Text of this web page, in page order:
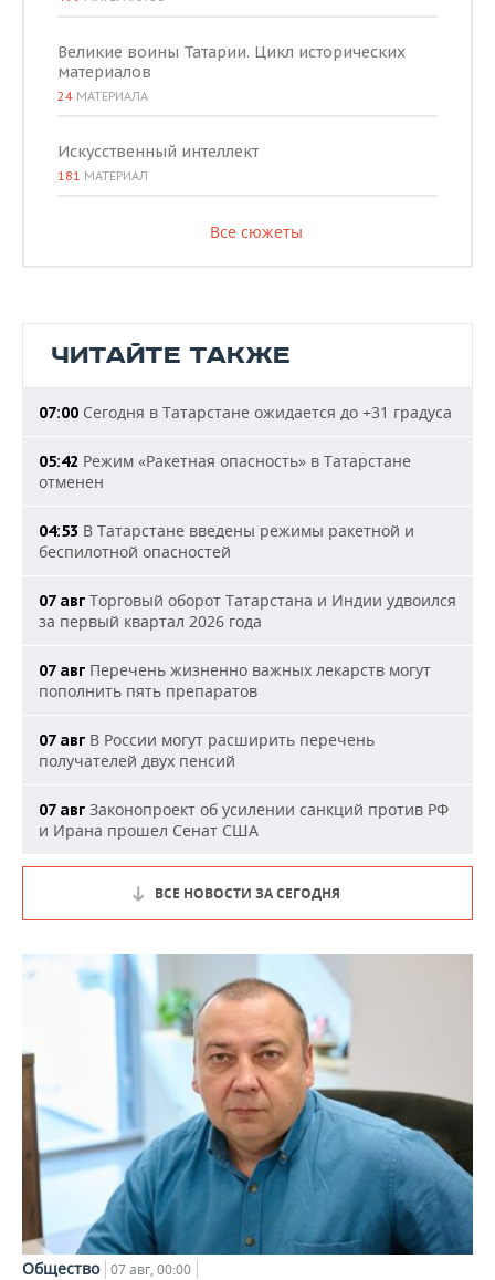
Великие воины Татарии. Цикл исторических
материалов
24 МАТЕРИАЛА
Искусственный интеллект
181 МАТЕРИАЛ
Все сюжеты
ЧИТАЙТЕ ТАКЖЕ
07:00 Сегодня в Татарстане ожидается до +31 градуса
05:42 Режим «Ракетная опасность» в Татарстане
отменен
04:53 В Татарстане введены режимы ракетной и
беспилотной опасностей
07 авг Торговый оборот Татарстана и Индии удвоился
за первый квартал 2026 года
07 авг Перечень жизненно важных лекарств могут
пополнить пять препаратов
07 авг В России могут расширить перечень
получателей двух пенсий
07 авг Законопроект об усилении санкций против РФ
и Ирана прошел Сенат США
ВСЕ НОВОСТИ ЗА СЕГОДНЯ
Общество 07 авг, 00:00